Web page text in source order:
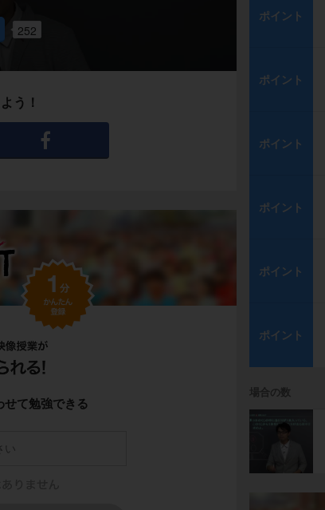
252
う！
せて勉強できる
ポイント
ポイント
ポイント
ポイント
ポイント
ポイント
場合の数